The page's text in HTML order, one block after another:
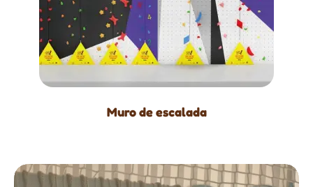
Muro de escalada